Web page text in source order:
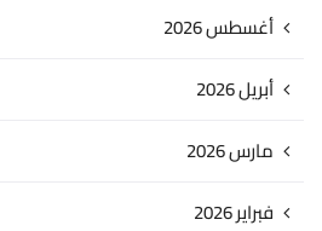
أغسطس 2026
أبريل 2026
مارس 2026
فبراير 2026